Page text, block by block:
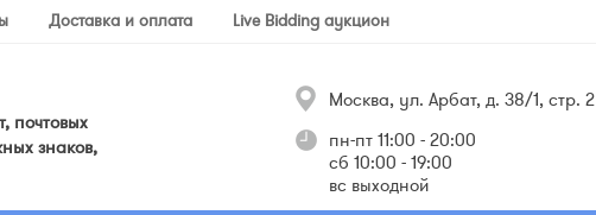
Доставка и оплата Live Bidding аукцион
почтовых
знаков,
Москва, ул. Арбат, д. 38/1, стр. 2
пн-пт 11:00 - 20:00
сб 10:00 - 19:00
вс выходной